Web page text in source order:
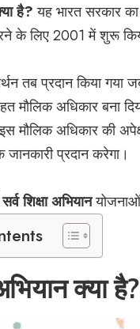
है?यहभारत सरकार
के लिए 2001 में शुरू
तब प्रदान किया गया
अधिकार बना
इस मौलिक अधिकार की
प्रदान करेगा।
सर्व शिक्षा अभियानयोजनाओं
क्या है?